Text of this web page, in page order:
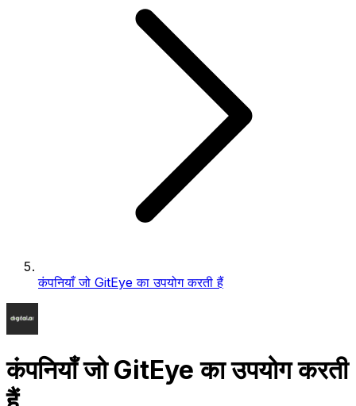
कंपनियाँ जो GitEye का उपयोग करती हैं
कंपनियाँ जो GitEye का उपयोग करती